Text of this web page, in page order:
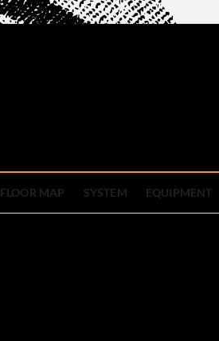
FLOOR MAP SYSTEM EQUIPMENT